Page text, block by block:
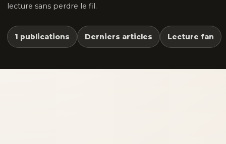
lecture sans perdre le fil.
1 publications Derniers articles Lecture fan